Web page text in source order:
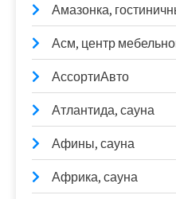
Амазонка,
Асм, центр
АссортиАвто
Атлантида, сауна
Афины, сауна
Африка, сауна